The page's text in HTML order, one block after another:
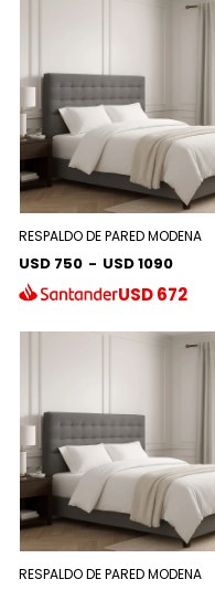
RESPALDO DE PARED MODENA
USD 750 - USD 1090
USD672
RESPALDO DE PARED MODENA